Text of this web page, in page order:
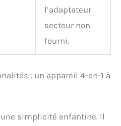
l’adaptateur
secteur non
fourni.
: un appareil 4-en-1 à
simplicité enfantine. Il